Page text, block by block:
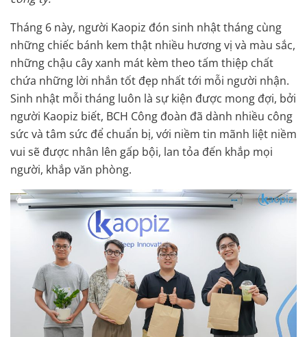
Tháng 6 này, người Kaopiz đón sinh nhật tháng cùng
những chiếc bánh kem thật nhiều hương vị và màu sắc,
những chậu cây xanh mát kèm theo tấm thiệp chất
chứa những lời nhắn tốt đẹp nhất tới mỗi người nhận.
Sinh nhật mỗi tháng luôn là sự kiện được mong đợi, bởi
người Kaopiz biết, BCH Công đoàn đã dành nhiều công
sức và tâm sức để chuẩn bị, với niềm tin mãnh liệt niềm
vui sẽ được nhân lên gấp bội, lan tỏa đến khắp mọi
người, khắp văn phòng.